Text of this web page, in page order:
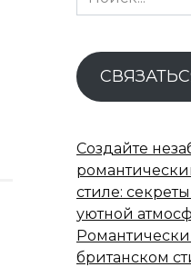
for:
Создайте
стиле:
уютной
британском